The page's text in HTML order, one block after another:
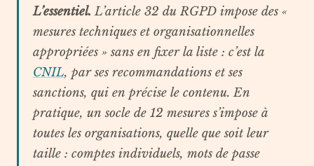
L’essentiel. L’article 32 du RGPD impose des «
mesures techniques et organisationnelles
appropriées » sans en fixer la liste : c’est la
CNIL, par ses recommandations et ses
sanctions, qui en précise le contenu. En
pratique, un socle de 12 mesures s’impose à
toutes les organisations, quelle que soit leur
taille : comptes individuels, mots de passe